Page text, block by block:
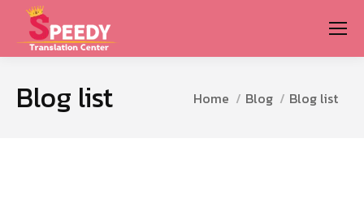
Blog list You are here:
Home Blog Blog list